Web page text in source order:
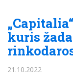
kuris
21.10.2022